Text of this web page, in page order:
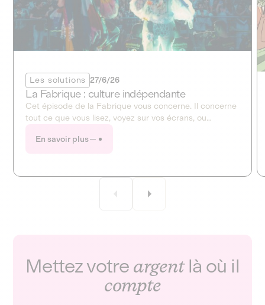
Les solutions 27/6/26
La Fabrique : culture indépendante
Cet épisode de la Fabrique vous concerne. Il concerne
tout ce que vous lisez, voyez sur vos écrans, ou
grand le dossier de la culture et des médias !
En savoir plus
Mettez votre argentlà où il
compte